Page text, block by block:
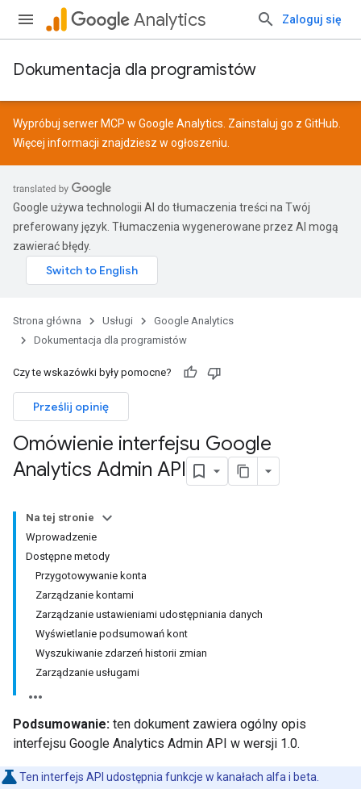
Analytics Zaloguj się
Dokumentacja dla programistów
Wypróbuj serwer MCP w Google Analytics. Zainstaluj go z GitHub
Więcej informacji znajdziesz w ogłoszeniu
Google używa technologii AI do tłumaczenia treści na Twój
preferowany język. Tłumaczenia wygenerowane przez AI mogą
zawierać błędy.
Strona główna Usługi
Google Analytics
Dokumentacja dla programistów
Czy te wskazówki były pomocne?
Prześlij opinię
Omówienie interfejsu Google
Analytics Admin API
Na tej stronie
Wprowadzenie
Dostępne metody
Przygotowywanie konta
Zarządzanie kontami
Zarządzanie ustawieniami udostępniania danych
Wyświetlanie podsumowań kont
Wyszukiwanie zdarzeń historii zmian
Zarządzanie usługami
Podsumowanie: ten dokument zawiera ogólny opis
interfejsu Google Analytics Admin API w wersji 1.0.
Ten interfejs API udostępnia funkcje w kanałach alfa i beta.